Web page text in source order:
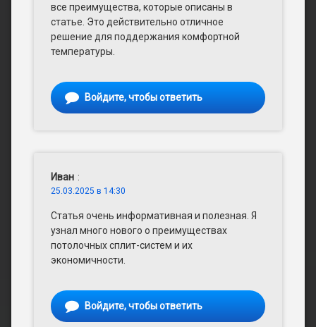
все преимущества, которые описаны в
статье. Это действительно отличное
решение для поддержания комфортной
температуры.
Войдите, чтобы ответить
Иван :
25.03.2025 в 14:30
Статья очень информативная и полезная. Я
узнал много нового о преимуществах
потолочных сплит-систем и их
экономичности.
Войдите, чтобы ответить